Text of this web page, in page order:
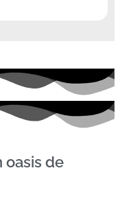
oasis de